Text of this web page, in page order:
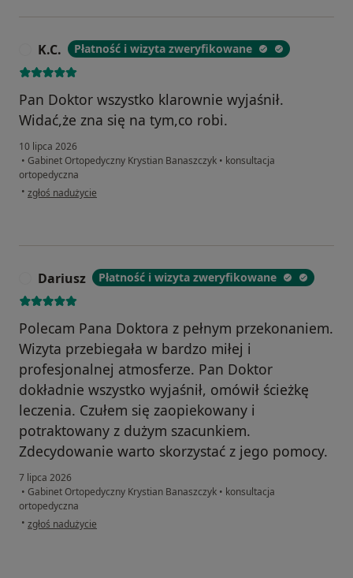
K.C. Płatność i wizyta zweryfikowane
Pan Doktor wszystko klarownie wyjaśnił.
Widać,że zna się na tym,co robi.
10 lipca 2026
• Gabinet Ortopedyczny Krystian Banaszczyk • konsultacja
ortopedyczna
• w opinii użytkownika K.C.
zgłoś nadużycie
Dariusz Płatność i wizyta zweryfikowane
Polecam Pana Doktora z pełnym przekonaniem.
Wizyta przebiegała w bardzo miłej i
profesjonalnej atmosferze. Pan Doktor
dokładnie wszystko wyjaśnił, omówił ścieżkę
leczenia. Czułem się zaopiekowany i
potraktowany z dużym szacunkiem.
Zdecydowanie warto skorzystać z jego pomocy.
7 lipca 2026
• Gabinet Ortopedyczny Krystian Banaszczyk • konsultacja
ortopedyczna
• w opinii użytkownika Dariusz
zgłoś nadużycie